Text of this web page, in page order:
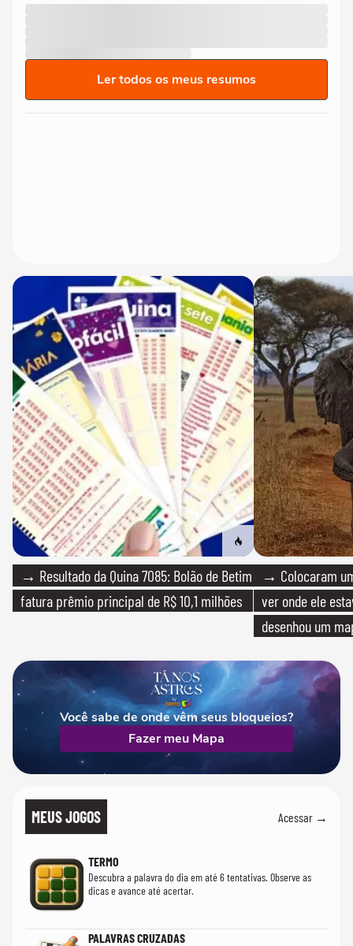
Ler todos os meus resumos
→ Resultado da Quina 7085: Bolão de Betim
fatura prêmio principal de R$ 10,1 milhões
→ Colocaram
ver onde ele
desenhou um
Você sabe de onde vêm seus bloqueios?
Fazer meu Mapa
MEUS JOGOS Acessar →
TERMO
Descubra a palavra do dia em até 6 tentativas. Observe as
dicas e avance até acertar.
PALAVRAS CRUZADAS